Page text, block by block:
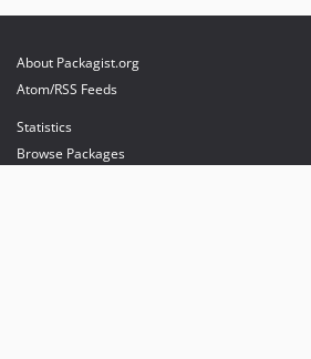
About Packagist.org
Atom/RSS Feeds
Statistics
Browse Packages